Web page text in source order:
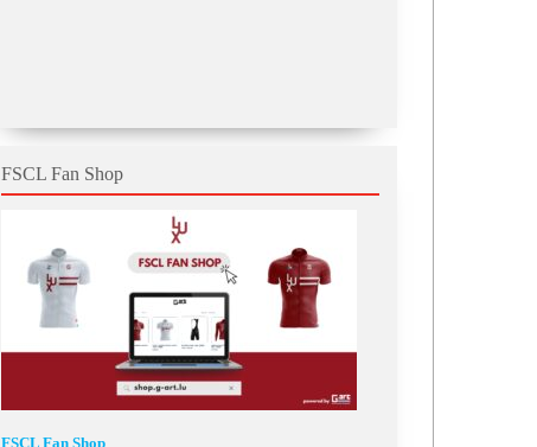
FSCL Fan Shop
FSCL Fan Shop